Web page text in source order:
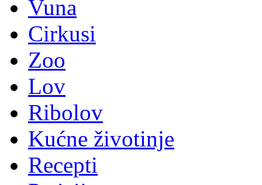
Vuna
Cirkusi
Zoo
Lov
Ribolov
Kućne životinje
Recepti